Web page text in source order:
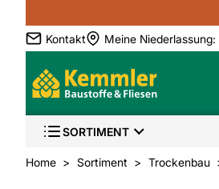
Kontakt
Meine Niederlassung:
SORTIMENT
Home Sortiment Trockenbau